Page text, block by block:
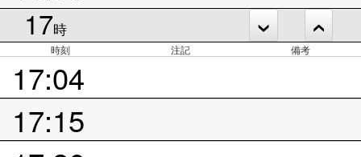
17時
時刻 注記 備考
17:04
17:15